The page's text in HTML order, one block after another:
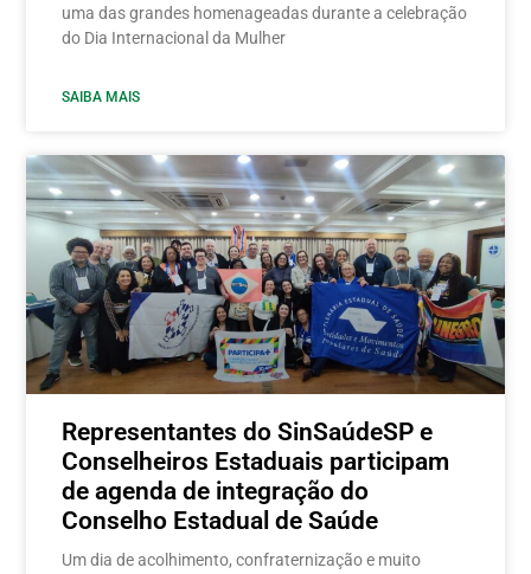
uma das grandes homenageadas durante a celebração
do Dia Internacional da Mulher
SAIBA MAIS
Representantes do SinSaúdeSP e
Conselheiros Estaduais participam
de agenda de integração do
Conselho Estadual de Saúde
Um dia de acolhimento, confraternização e muito